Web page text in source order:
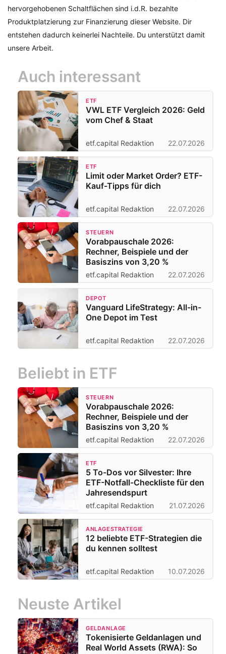
hervorgehobenen Schaltflächen sind i.d.R. bezahlte
Produktplatzierung zur Finanzierung dieser Website. Dir
entstehen dadurch keinerlei Nachteile. Du unterstützt damit
unsere Arbeit.
Auch interessant
ETF
VWL ETF Vergleich 2026: Geld
vom Chef & Staat
etf.capital Redaktion 22.07.2026
ETF
Limit oder Market Order? ETF-
Kauf-Tipps für dich
etf.capital Redaktion 22.07.2026
STEUERN
Vorabpauschale 2026:
Rechner, Beispiele und der
Basiszins von 3,20 %
etf.capital Redaktion 22.07.2026
DEPOT
Vanguard LifeStrategy: All-in-
One Depot im Test
etf.capital Redaktion 22.07.2026
Beliebt in ETF
STEUERN
Vorabpauschale 2026:
Rechner, Beispiele und der
Basiszins von 3,20 %
etf.capital Redaktion 22.07.2026
ETF
5 To-Dos vor Silvester: Ihre
ETF-Notfall-Checkliste für den
Jahresendspurt
etf.capital Redaktion 21.07.2026
ANLAGESTRATEGIE
12 beliebte ETF-Strategien die
du kennen solltest
etf.capital Redaktion 10.07.2026
Neuste Artikel
GELDANLAGE
Tokenisierte Geldanlagen und
Real World Assets (RWA): So